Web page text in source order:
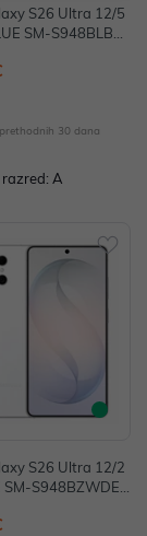
S26 Ultra 12/5
SM-S948BLBG
30 dana
A
S26 Ultra 12/2
S948BZWDEU